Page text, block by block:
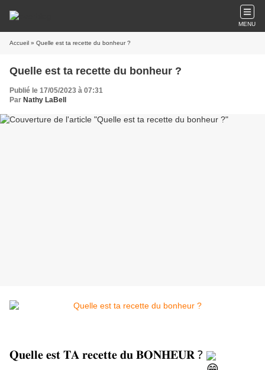
MENU
Accueil » Quelle est ta recette du bonheur ?
Quelle est ta recette du bonheur ?
Publié le 17/05/2023 à 07:31
Par Nathy LaBell
𝐐𝐮𝐞𝐥𝐥𝐞 𝐞𝐬𝐭 𝐓𝐀 𝐫𝐞𝐜𝐞𝐭𝐭𝐞 𝐝𝐮 𝐁𝐎𝐍𝐇𝐄𝐔𝐑 ?